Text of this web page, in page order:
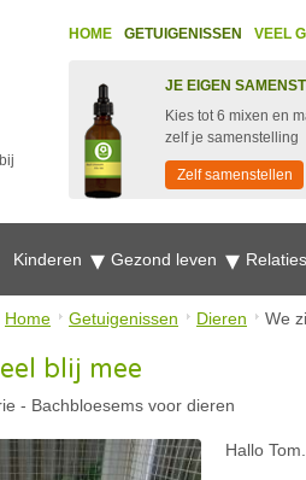
HOME GETUIGENISSEN VEEL
JE EIGEN
Kies tot 6 mixen en
zelf je samenstelling
Zelf samenstellen
Kinderen Gezond leven Relaties
Home Getuigenissen Dieren We
blij mee
- Bachbloesems voor dieren
Hallo Tom.